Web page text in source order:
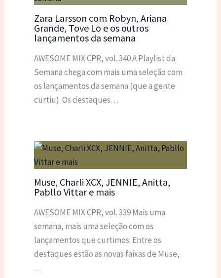
Zara Larsson com Robyn, Ariana
Grande, Tove Lo e os outros
lançamentos da semana
AWESOME MIX CPR, vol. 340 A Playlist da
Semana chega com mais uma seleção com
os lançamentos da semana (que a gente
curtiu). Os destaques…
Muse, Charli XCX, JENNIE, Anitta,
Pabllo Vittar e mais
AWESOME MIX CPR, vol. 339 Mais uma
semana, mais uma seleção com os
lançamentos que curtimos. Entre os
destaques estão as novas faixas de Muse,
…